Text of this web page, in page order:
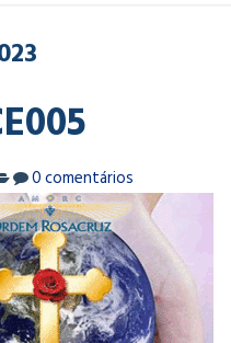
0 comentários